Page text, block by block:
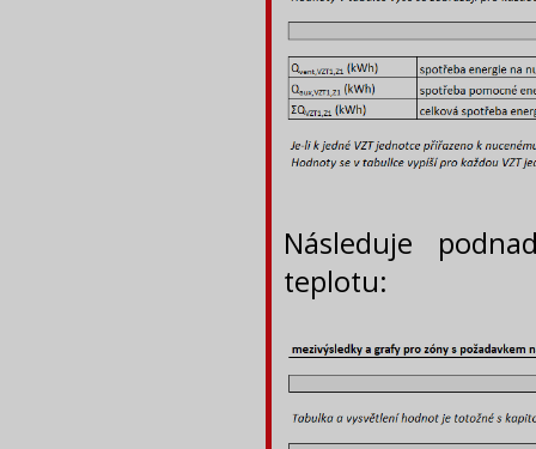
Následuje
teplotu: